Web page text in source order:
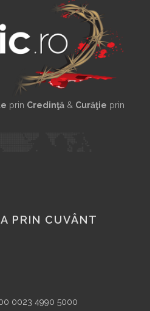
prin Credinţă & Curăţie prin
PRIN CUVÂNT
0023 4990 5000